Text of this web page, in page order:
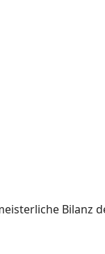
Bilanz